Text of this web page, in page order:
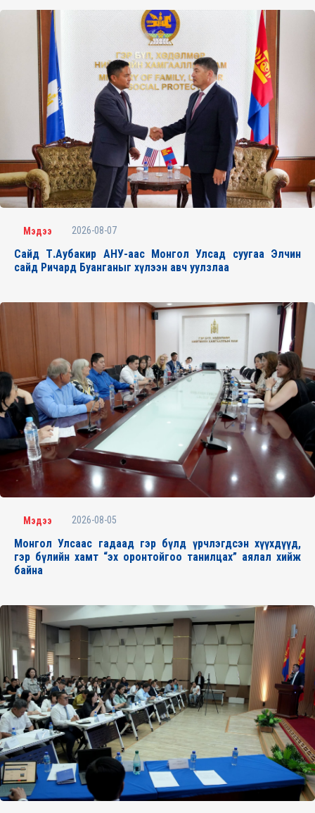
Мэдээ 2026-08-07
Сайд Т.Аубакир АНУ-аас Монгол Улсад суугаа Элчин
сайд Ричард Буанганыг хүлээн авч уулзлаа
Мэдээ 2026-08-05
Монгол Улсаас гадаад гэр бүлд үрчлэгдсэн хүүхдүүд,
гэр бүлийн хамт “эх оронтойгоо танилцах” аялал хийж
байна